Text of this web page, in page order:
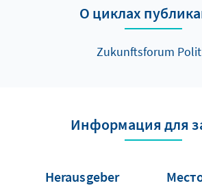
О циклах
Zukunftsforum
Информация для
Herausgeber